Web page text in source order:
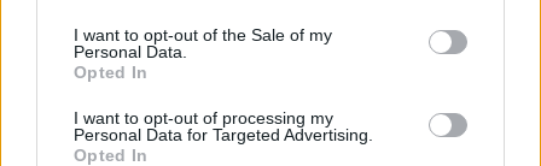
I want to opt-out of the Sale of my
Personal Data.
Opted In
I want to opt-out of processing my
Personal Data for Targeted Advertising.
Opted In
Witam, czy mógłbym prosić o opinię na temat
wyniku EKG? Czy wygląda w porządku, czy
Forum: Kardiologia po godzinach